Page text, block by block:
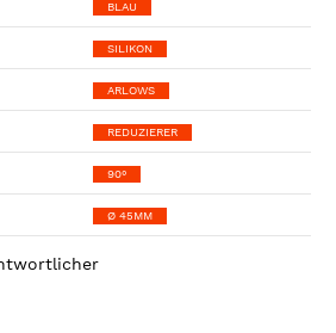
BLAU
SILIKON
ARLOWS
REDUZIERER
90°
Ø 45MM